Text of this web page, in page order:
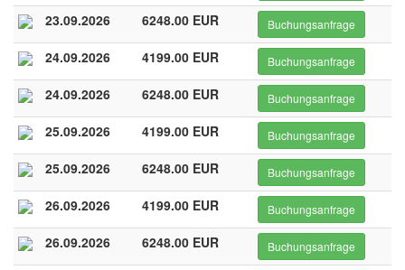
23.09.2026 6248.00 EUR Buchungsanfrage
24.09.2026 4199.00 EUR Buchungsanfrage
24.09.2026 6248.00 EUR Buchungsanfrage
25.09.2026 4199.00 EUR Buchungsanfrage
25.09.2026 6248.00 EUR Buchungsanfrage
26.09.2026 4199.00 EUR Buchungsanfrage
26.09.2026 6248.00 EUR Buchungsanfrage